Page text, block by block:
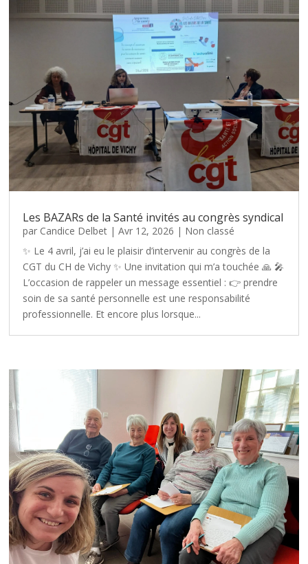
Les BAZARs de la Santé invités au congrès syndical
par Candice Delbet |Avr 12, 2026 | Non classé
✨ Le 4 avril, j’ai eu le plaisir d’intervenir au congrès de la
CGT du CH de Vichy ✨ Une invitation qui m’a touchée 🙏 🎤
L’occasion de rappeler un message essentiel : 👉 prendre
soin de sa santé personnelle est une responsabilité
professionnelle. Et encore plus lorsque...